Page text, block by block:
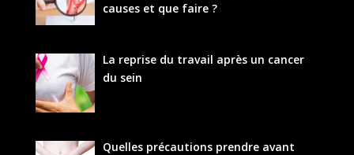
causes et que faire ?
La reprise du travail après un cancer
du sein
Quelles précautions prendre avant